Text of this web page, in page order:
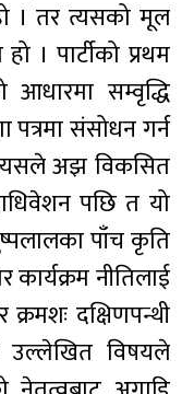
। तर त्यसको मूल
। पार्टीको प्रथम
सम्वृद्धि
पत्रमा संसोधन गर्न
त्यसले अझ विकसित
पछि त यो
पाँच कृति
कार्यक्रम नीतिलाई
दक्षिणपन्थी
उल्लेखित विषयले